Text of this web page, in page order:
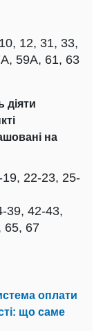
12, 31, 33,
59А, 61, 63
діяти
на
22-23, 25-
39, 42-43,
65, 67
оплати
що саме